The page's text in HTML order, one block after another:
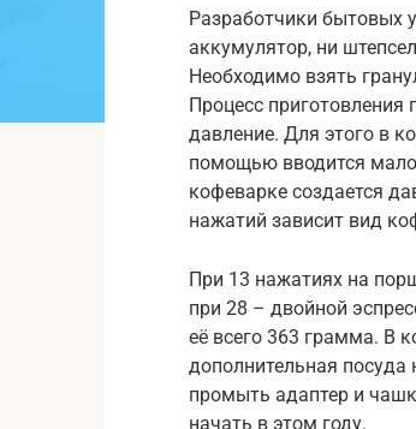
Разработчики бытовых
аккумулятор, ни
Необходимо взять
Процесс приготовления
давление. Для этого в
помощью вводится
кофеварке создается
нажатий зависит вид
При 13 нажатиях на
при 28 – двойной
её всего 363 грамма. В
дополнительная посуда
промыть адаптер и
начать в этом году.